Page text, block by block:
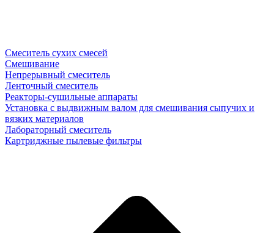
Смеситель сухих смесей
Смешивание
Непрерывный смеситель
Ленточный смеситель
Реакторы-сушильные аппараты
Установка с выдвижным валом для смешивания сыпучих и
вязких материалов
Лабораторный смеситель
Картриджные пылевые фильтры